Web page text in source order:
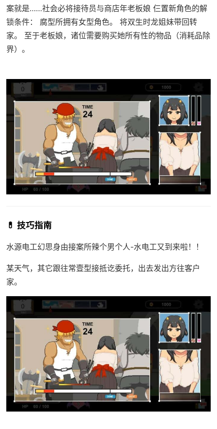
案就是……社会必将接待员与商店年老板娘 仨置新角色的解
锁条件： 腐型所拥有女型角色。 将双生时龙姐妹带回转
家。 至于老板娘，诸位需要购买她所有性的物品（消耗品除
界）。
💊 技巧指南
水源电工幻思身由接案所辣个男个人-水电工又到来啦！！
某天气，其它跟往常壹型接抵讫委托，出去发出方往客户
家。